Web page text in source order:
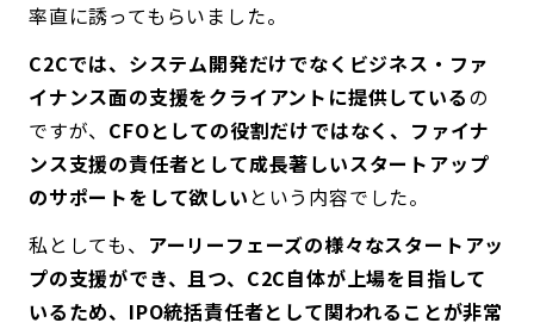
率直に誘ってもらいました。
C2Cでは、システム開発だけでなくビジネス・ファ
イナンス面の支援をクライアントに提供しているの
ですが、 CFOとしての役割だけではなく、ファイナ
ンス支援の責任者として成長著しいスタートアップ
のサポートをして欲しい という内容でした。
私としても、 アーリーフェーズの様々なスタートアッ
プの支援ができ、且つ、C2C自体が上場を目指して
いるため、IPO統括責任者として関われることが非常